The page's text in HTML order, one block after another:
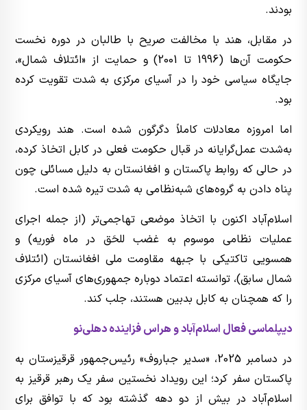
بودند.
در مقابل، هند با مخالفت صریح با طالبان در دوره نخست
حکومت آن‌ها (1996 تا 2001) و حمایت از «ائتلاف شمال»،
جایگاه سیاسی خود را در آسیای مرکزی به شدت تقویت کرده
بود.
اما امروزه معادلات کاملاً دگرگون شده است. هند رویکردی
به‌شدت عمل‌گرایانه در قبال حکومت فعلی در کابل اتخاذ کرده،
در حالی که روابط پاکستان و افغانستان به دلیل مسائلی چون
پناه دادن به گروه‌های شبه‌نظامی به شدت تیره شده است.
اسلام‌آباد اکنون با اتخاذ موضعی تهاجمی‌تر (از جمله اجرای
عملیات نظامی موسوم به غضب للحَق در ماه فوریه) و
همسویی تاکتیکی با جبهه مقاومت ملی افغانستان (ائتلاف
شمال سابق)، توانسته اعتماد دوباره جمهوری‌های آسیای مرکزی
را که همچنان به کابل بدبین هستند، جلب کند.
دیپلماسی فعال اسلام‌آباد و هراس فزاینده دهلی‌نو
در دسامبر 2025، «سدیر جباروف» رئیس‌جمهور قرقیزستان به
پاکستان سفر کرد؛ این رویداد نخستین سفر یک رهبر قرقیز به
اسلام‌آباد در بیش از دو دهه گذشته بود که با توافق برای